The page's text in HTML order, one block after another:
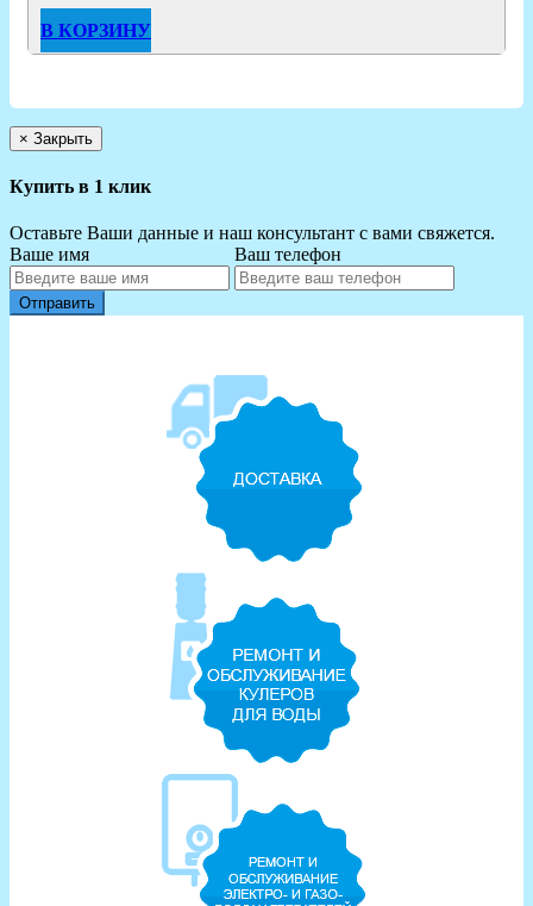
В КОРЗИНУ
× Закрыть
Купить в 1 клик
Оставьте Ваши данные и наш консультант с вами свяжется.
Ваше имя
Ваш телефон
Отправить